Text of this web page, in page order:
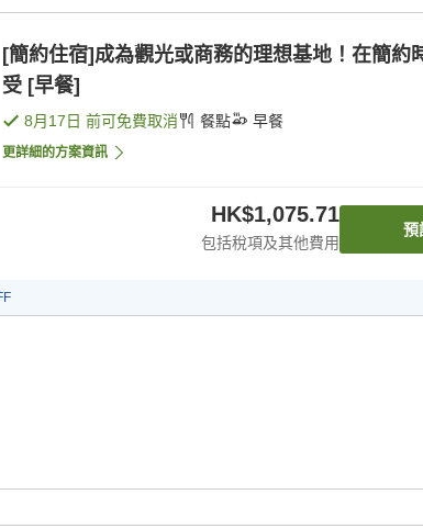
[簡約住宿]成為觀光或商務的理想基地！在簡約
受 [早餐]
8月17日 前可免費取消 餐點 早餐
更詳細的方案資訊
HK$1,075.71
包括稅項及其他費用
預